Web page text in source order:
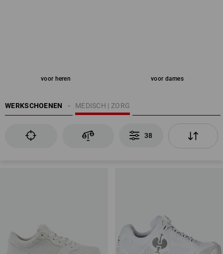
voor heren voor dames
WERKSCHOENEN MEDISCH | ZORG
38